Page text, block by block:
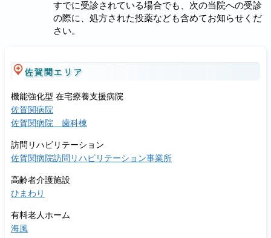
すでに受診されている場合でも、次の当院への受診
の際に、処方された投薬なども含めてお知らせくだ
さい。
佐賀関エリア
機能強化型 在宅療養支援病院
佐賀関病院
佐賀関病院 歯科棟
訪問リハビリテーション
佐賀関病院訪問リハビリテーション事業所
高齢者介護施設
ひまわり
有料老人ホーム
海風